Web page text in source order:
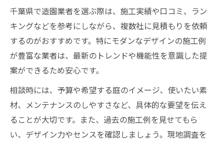
千葉県で造園業者を選ぶ際は、施工実績や口コミ、ラン
キングなどを参考にしながら、複数社に見積もりを依頼
するのがおすすめです。特にモダンなデザインの施工例
が豊富な業者は、最新のトレンドや機能性を意識した提
案ができるため安心です。
相談時には、予算や希望する庭のイメージ、使いたい素
材、メンテナンスのしやすさなど、具体的な要望を伝え
ることが大切です。また、過去の施工例を見せてもら
い、デザイン力やセンスを確認しましょう。現地調査を